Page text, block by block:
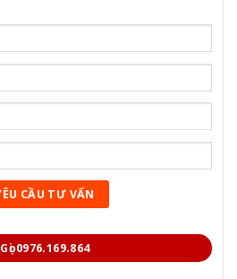
Gọi 0976.169.864